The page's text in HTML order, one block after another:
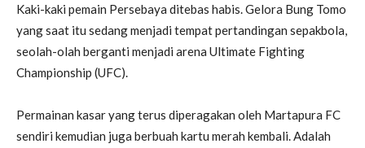
Kaki-kaki pemain Persebaya ditebas habis. Gelora Bung Tomo
yang saat itu sedang menjadi tempat pertandingan sepakbola,
seolah-olah berganti menjadi arena Ultimate Fighting
Championship (UFC).
Permainan kasar yang terus diperagakan oleh Martapura FC
sendiri kemudian juga berbuah kartu merah kembali. Adalah